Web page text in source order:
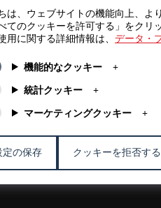
は、ウェブサイトの機能向上、よ
べてのクッキーを許可する」をク
用に関する詳細情報は、 データ・
機能的なクッキー
統計クッキー
マーケティングクッキー
定の保存 クッキーを拒否する
護
リ
ス
iFに
連